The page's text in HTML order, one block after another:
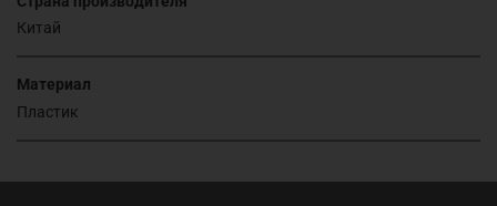
Китай
Материал
Пластик